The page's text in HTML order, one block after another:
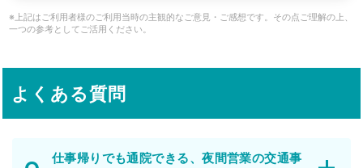
※上記はご利用者様のご利用当時の主観的なご意見・ご感想です。その点ご理解の上、
一つの参考としてご活用ください。
よくある質問
仕事帰りでも通院できる、夜間営業の交通事